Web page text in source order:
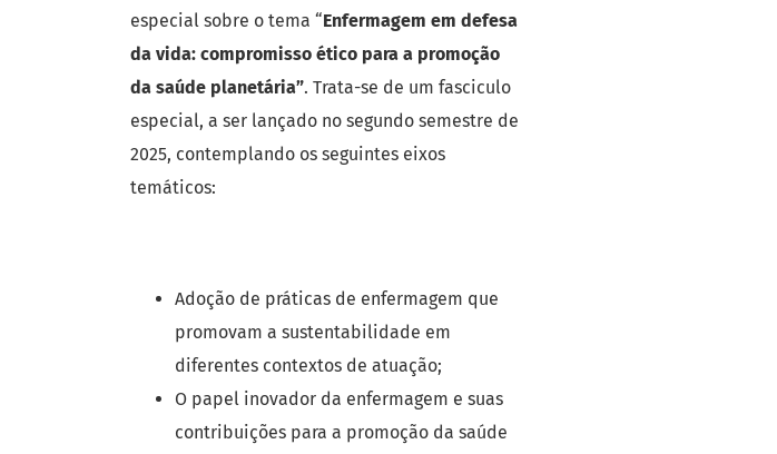
especial sobre o tema “Enfermagem em defesa
da vida: compromisso ético para a promoção
da saúde planetária”. Trata-se de um fasciculo
especial, a ser lançado no segundo semestre de
2025, contemplando os seguintes eixos
temáticos:
Adoção de práticas de enfermagem que
promovam a sustentabilidade em
diferentes contextos de atuação;
O papel inovador da enfermagem e suas
contribuições para a promoção da saúde